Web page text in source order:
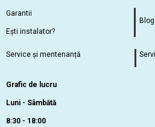
Garantii
Ești instalator?
Service și mentenanță
Grafic de lucru
Luni - Sâmbătă
8:30 - 18:00